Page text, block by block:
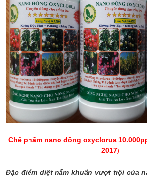
Chế phẩm nano đồng oxyclorua
2017)
Đặc điểm diệt nấm khuẩn vượt trội của